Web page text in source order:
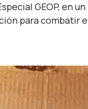
GEOP, en
para combatir